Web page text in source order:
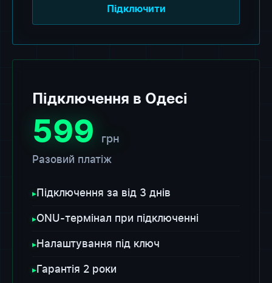
Підключити
Підключення в Одесі
599 грн
Разовий платіж
▸Підключення за від 3 днів
▸ONU-термінал при підключенні
▸Налаштування під ключ
▸Гарантія 2 роки